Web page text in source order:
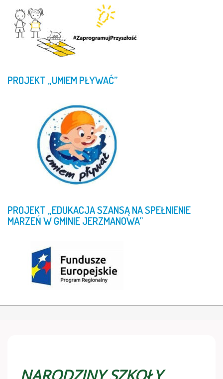
PROJEKT „UMIEMPŁYWAĆ”
PROJEKT „EDUKACJASZANSĄNASPEŁNIENIE
MARZEŃWGMINIEJERZMANOWA”